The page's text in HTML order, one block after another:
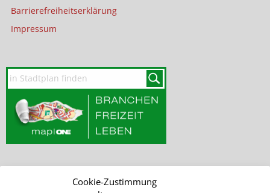
Cookie-Zustimmung
Barrierefreiheitserklärung
Impressum
SEITE DURCHSUCHEN